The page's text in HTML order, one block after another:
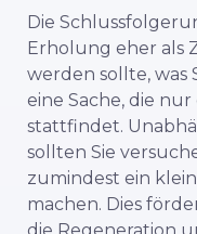
Die
Erholung eher als
werden sollte, was
eine Sache, die
stattfindet.
sollten Sie
zumindest ein
machen. Dies